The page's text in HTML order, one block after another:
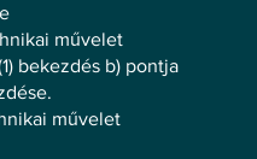
művelet
bekezdés b) pontja
művelet